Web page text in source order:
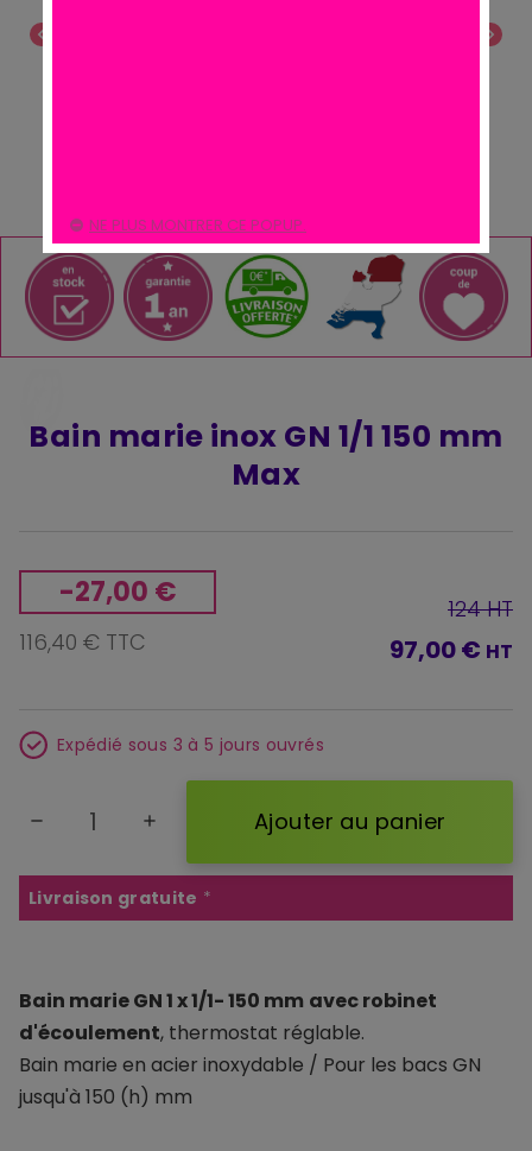
chevron_left chevron_right
Bain marie inox GN 1/1 150 mm
Max
Bain marie GN 1 x 1/1- 150 mm avec robinet
d'écoulement, thermostat réglable.
Bain marie en acier inoxydable / Pour les bacs GN
jusqu'à 150 (h) mm
Livraison gratuite *
-27,00 €
116,40 € TTC
124 HT
97,00 € HT
Expédié sous 3 à 5 jours ouvrés
remove add Ajouter au panier
NE PLUS MONTRER CE POPUP.